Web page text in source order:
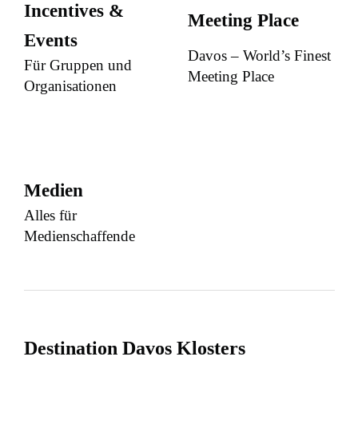
Incentives &
Events
Für Gruppen und
Organisationen
Meeting Place
Davos – World’s Finest
Meeting Place
Medien
Alles für
Medienschaffende
Destination Davos Klosters